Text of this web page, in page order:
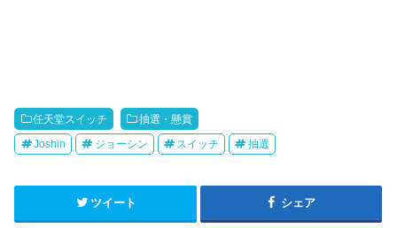
任天堂スイッチ 抽選・懸賞
Joshin ジョーシン スイッチ 抽選
ツイート シェア